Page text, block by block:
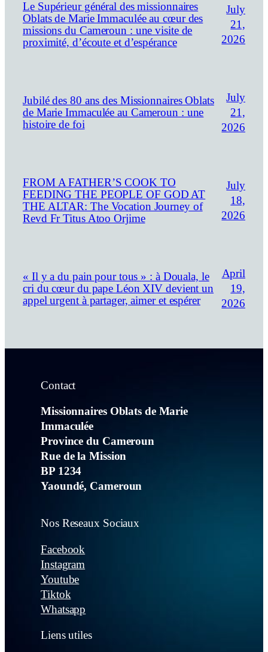
Le Supérieur général des missionnaires
Oblats de Marie Immaculée au cœur des
missions du Cameroun : une visite de
proximité, d’écoute et d’espérance
July
21,
2026
Jubilé des 80 ans des Missionnaires Oblats
de Marie Immaculée au Cameroun : une
histoire de foi
July
21,
2026
FROM A FATHER’S COOK TO
FEEDING THE PEOPLE OF GOD AT
THE ALTAR: The Vocation Journey of
Revd Fr Titus Atoo Orjime
July
18,
2026
« Il y a du pain pour tous » : à Douala, le
cri du cœur du pape Léon XIV devient un
appel urgent à partager, aimer et espérer
April
19,
2026
Contact
Missionnaires Oblats de Marie
Immaculée
Province du Cameroun
Rue de la Mission
BP 1234
Yaoundé, Cameroun
Nos Reseaux Sociaux
Facebook
Instagram
Youtube
Tiktok
Whatsapp
Liens utiles